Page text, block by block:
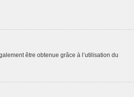
être obtenue grâce à l’utilisation du